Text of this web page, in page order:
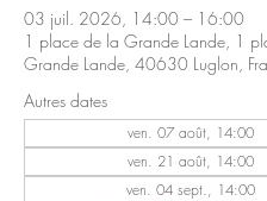
03 juil. 2026, 14:00 – 16:00
1 place de la Grande Lande, 1
Grande Lande, 40630 Luglon,
Autres dates
ven. 07 août, 14:00
ven. 21 août, 14:00
ven. 04 sept., 14:00